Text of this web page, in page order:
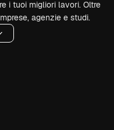
i tuoi migliori lavori. Oltre
agenzie e studi.